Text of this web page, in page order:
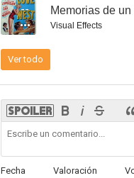
¿Ángel o diablo?
7.0
-- Memorias de
Visual Effects
Ver todo
Fecha Valoración